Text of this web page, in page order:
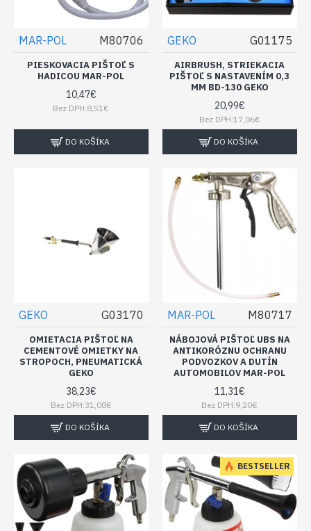
MAR-POL M80706
PIESKOVACIA PIŠTOĽ S
HADICOU MAR-POL
10,47€
Bez DPH:8,51€
DO KOŠÍKA
GEKO G01175
AIRBRUSH, STRIEKACIA
PIŠTOĽ S NASTAVENÍM 0,3
MM BD-130 GEKO
20,99€
Bez DPH:17,06€
DO KOŠÍKA
GEKO G03170
OMIETACIA PIŠTOĽ NA
CEMENTOVÉ OMIETKY NA
STROPOCH, PNEUMATICKÁ
GEKO
38,23€
Bez DPH:31,08€
DO KOŠÍKA
MAR-POL M80717
NÁBOJOVÁ PIŠTOĽ UBS NA
ANTIKORÓZNU OCHRANU
PODVOZKOV A DUTÍN
AUTOMOBILOV MAR-POL
11,31€
Bez DPH:9,20€
DO KOŠÍKA
BESTSELLER